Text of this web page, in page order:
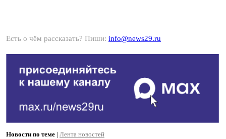
Есть о чём рассказать? Пиши: info@news29.ru
Новости по теме | Лента новостей